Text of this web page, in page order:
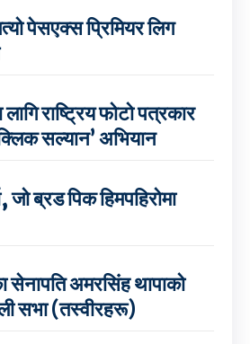
पेसएक्स प्रिमियर लिग
लागि राष्ट्रिय फोटो पत्रकार
सल्यान’ अभियान
जो ब्रड पिक हिमपहिरोमा
अमरसिंह थापाको
सभा (तस्वीरहरू)